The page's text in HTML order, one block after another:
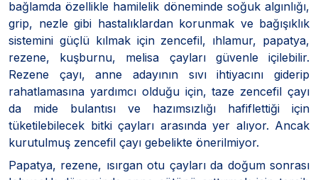
bağlamda özellikle hamilelik döneminde soğuk algınlığı,
grip, nezle gibi hastalıklardan korunmak ve bağışıklık
sistemini güçlü kılmak için zencefil, ıhlamur, papatya,
rezene, kuşburnu, melisa çayları güvenle içilebilir.
Rezene çayı, anne adayının sıvı ihtiyacını giderip
rahatlamasına yardımcı olduğu için, taze zencefil çayı
da mide bulantısı ve hazımsızlığı hafiflettiği için
tüketilebilecek bitki çayları arasında yer alıyor. Ancak
kurutulmuş zencefil çayı gebelikte önerilmiyor.
Papatya, rezene, ısırgan otu çayları da doğum sonrası